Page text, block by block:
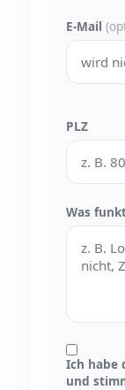
E-Mail
PLZ
Was
Ich habe
und